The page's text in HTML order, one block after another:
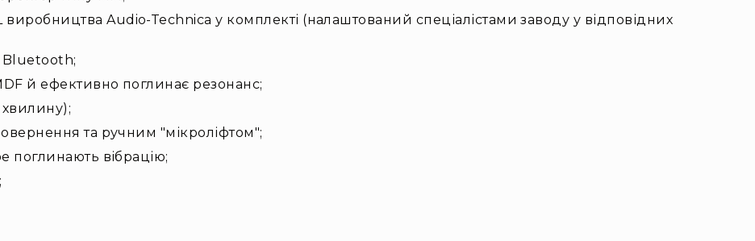
Audio-Technica у комплекті (налаштований спеціалістами заводу у відповідних
Bluetooth;
й ефективно поглинає резонанс;
хвилину);
та ручним "мікроліфтом";
поглинають вібрацію;